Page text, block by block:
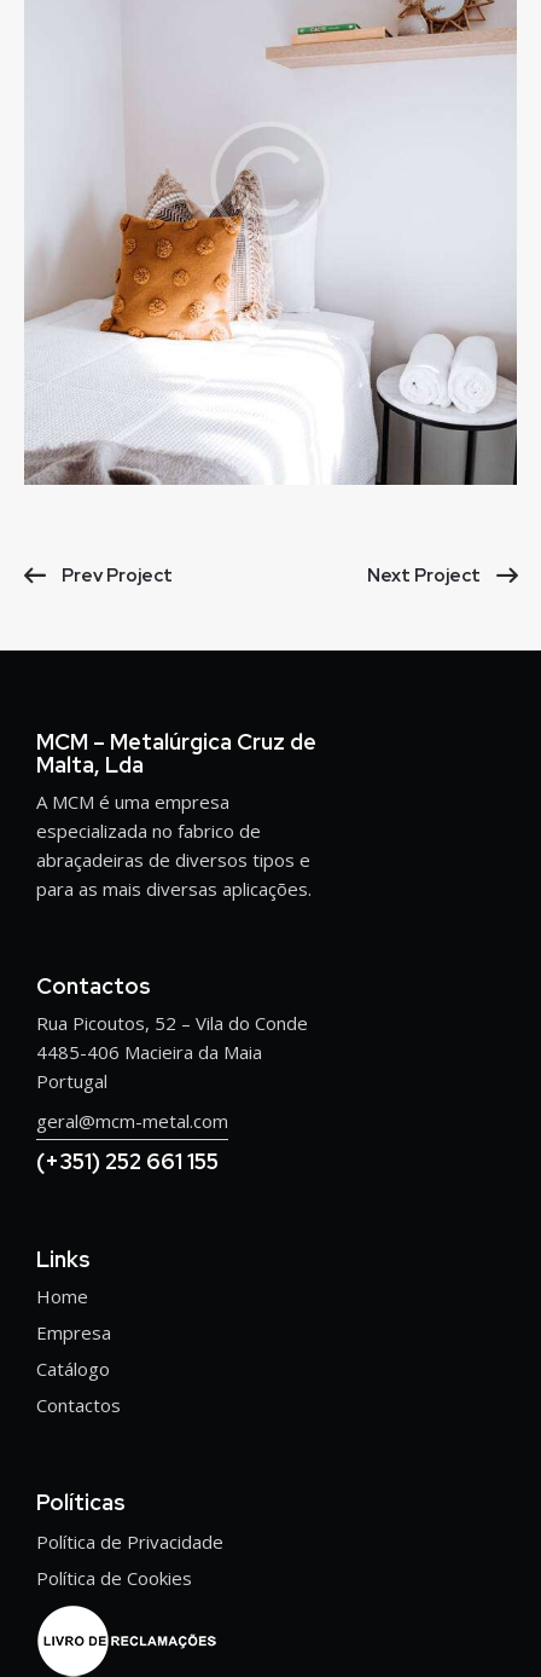
Prev Project Next Project
MCM – Metalúrgica Cruz de
Malta, Lda
A MCM é uma empresa
especializada no fabrico de
abraçadeiras de diversos tipos e
para as mais diversas aplicações.
Contactos
Rua Picoutos, 52 – Vila do Conde
4485-406 Macieira da Maia
Portugal
geral@mcm-metal.com
(+351) 252 661 155
Links
Home
Empresa
Catálogo
Contactos
Políticas
Política de Privacidade
Política de Cookies